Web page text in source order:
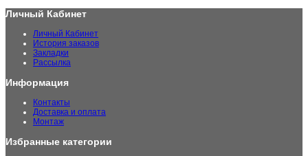
Личный Кабинет
Личный Кабинет
История заказов
Закладки
Рассылка
Информация
Контакты
Доставка и оплата
Монтаж
Избранные категории